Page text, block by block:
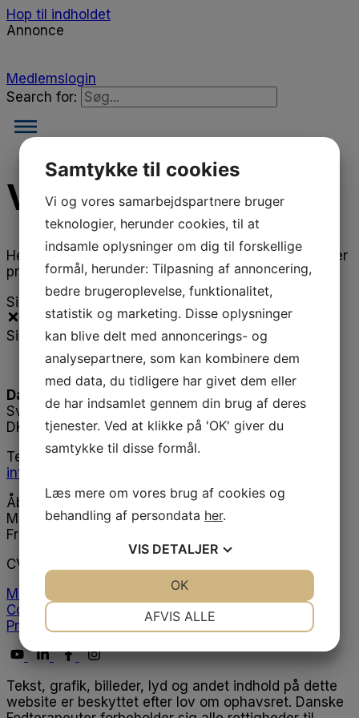
Hop til indholdet
Annonce
Medlemslogin
Search for:
Video
Her kan du se de videoer, som Danske Fodterapeuter
producerer om forskellige emner.
Sidebar
Sidebar
Danske Fodterapeuter
Svend Aukens Plads 11, 2. sal
DK-2300 København S
Telefon+45 43 20 51 20
info@fodterapeut-dk.dev.stom.dk
Åbningstider
Man-tors 9.30 - 15.00
Fredag 10.00 - 14.00
CVR:
Medlemslogin
Cookiepolitik
Privatlivspolitik
Tekst, grafik, billeder, lyd og andet indhold på dette
website er beskyttet efter lov om ophavsret. Danske
Samtykke til cookies
Vi og vores samarbejdspartnere bruger
teknologier, herunder cookies, til at
indsamle oplysninger om dig til forskellige
formål, herunder: Tilpasning af annoncering,
bedre brugeroplevelse, funktionalitet,
statistik og marketing. Disse oplysninger
kan blive delt med annoncerings- og
analysepartnere, som kan kombinere dem
med data, du tidligere har givet dem eller
de har indsamlet gennem din brug af deres
tjenester. Ved at klikke på 'OK' giver du
samtykke til disse formål.
Læs mere om vores brug af cookies og
behandling af persondata her.
VIS DETALJER
AFVIS ALLE
OK